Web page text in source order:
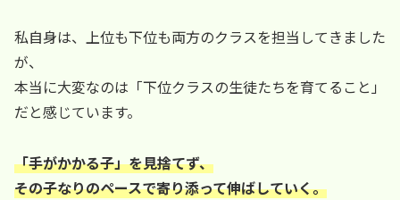
私自身は、上位も下位も両方のクラスを担当してきました
が、
本当に大変なのは「下位クラスの生徒たちを育てること」
だと感じています。
「手がかかる子」を見捨てず、
その子なりのペースで寄り添って伸ばしていく。